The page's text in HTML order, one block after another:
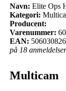
Navn: Elite Ops
Kategori:
Producent:
Varenummer:
EAN:
på 18 anmeldelser
Multicam